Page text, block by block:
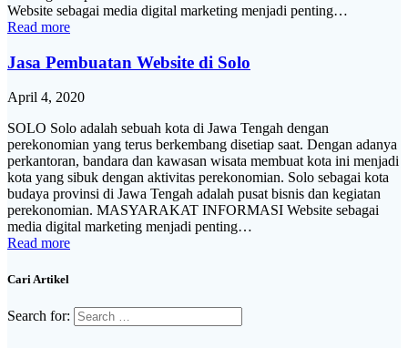
Website sebagai media digital marketing menjadi penting…
Read more
Jasa Pembuatan Website di Solo
April 4, 2020
SOLO Solo adalah sebuah kota di Jawa Tengah dengan
perekonomian yang terus berkembang disetiap saat. Dengan adanya
perkantoran, bandara dan kawasan wisata membuat kota ini menjadi
kota yang sibuk dengan aktivitas perekonomian. Solo sebagai kota
budaya provinsi di Jawa Tengah adalah pusat bisnis dan kegiatan
perekonomian. MASYARAKAT INFORMASI Website sebagai
media digital marketing menjadi penting…
Read more
Cari Artikel
Search for: